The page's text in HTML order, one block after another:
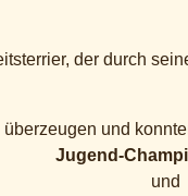
der durch
und
Jugend-
und